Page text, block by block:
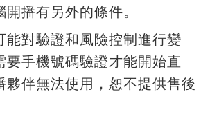
播有另外的條件。
能對驗證和風險控制進行變
要手機號碼驗證才能開始直
夥伴無法使用，恕不提供售後